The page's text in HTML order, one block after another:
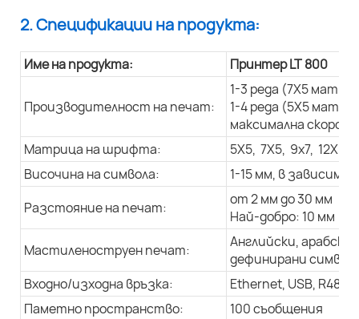
2. Спецификации на продукта:
Име на продукта: Принтер LT 800
Производителност на печат:
1-3 реда (7X5
1-4 реда (5X5
максимална
Матрица на шрифта:
5X5, 7X5, 9x7, 12X9,
Височина на символа:
1-15 мм, в
Разстояние на печат:
от 2 мм до 30 мм
Най-добро: 10 мм
Мастиленоструен печат:
Английски,
дефинирани
Входно/изходна връзка:
Ethernet, USB, R485
Паметно пространство:
100 съобщения